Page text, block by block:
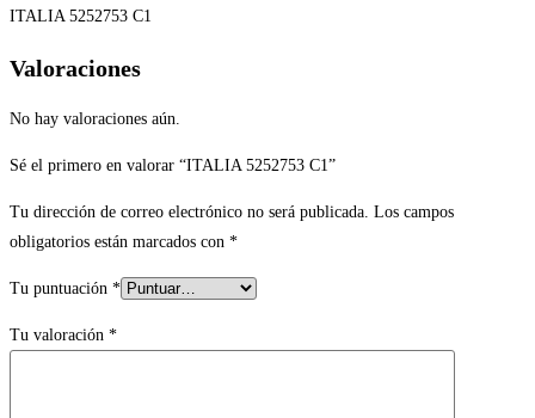
ITALIA 5252753 C1
Valoraciones
No hay valoraciones aún.
Sé el primero en valorar “ITALIA 5252753 C1”
Tu dirección de correo electrónico no será publicada. Los campos
obligatorios están marcados con *
Tu puntuación *
Tu valoración *